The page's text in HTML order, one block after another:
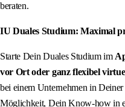
beraten.
IU Duales Studium: Maximal
Starte Dein Duales Studium im
vor Ort oder ganz flexibel
bei einem Unternehmen in
Möglichkeit, Dein Know-how in